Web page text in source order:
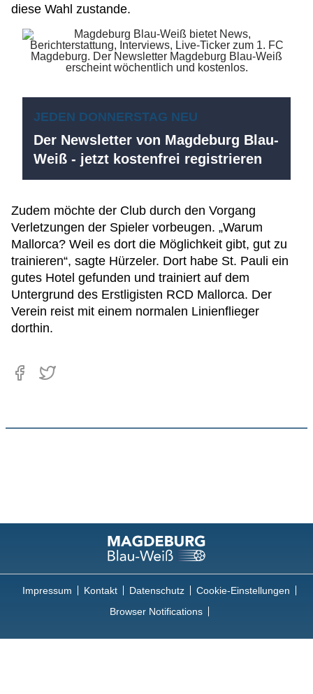
diese Wahl zustande.
JEDEN DONNERSTAG NEU
Der Newsletter von Magdeburg Blau-
Weiß - jetzt kostenfrei registrieren
Zudem möchte der Club durch den Vorgang
Verletzungen der Spieler vorbeugen. „Warum
Mallorca? Weil es dort die Möglichkeit gibt, gut zu
trainieren“, sagte Hürzeler. Dort habe St. Pauli ein
gutes Hotel gefunden und trainiert auf dem
Untergrund des Erstligisten RCD Mallorca. Der
Verein reist mit einem normalen Linienflieger
dorthin.
Impressum Kontakt Datenschutz
Cookie-Einstellungen
Browser Notifications